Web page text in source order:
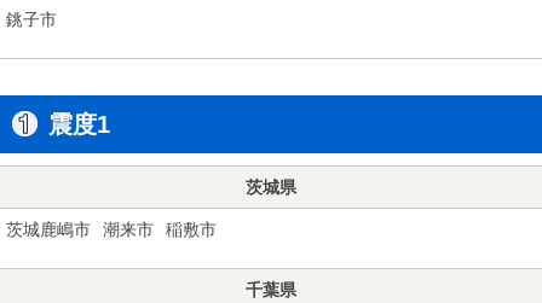
銚子市
震度1
茨城県
茨城鹿嶋市 潮来市 稲敷市
千葉県